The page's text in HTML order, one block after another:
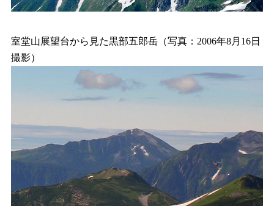
室堂山展望台から見た黒部五郎岳（写真：2006年8月16日
撮影）